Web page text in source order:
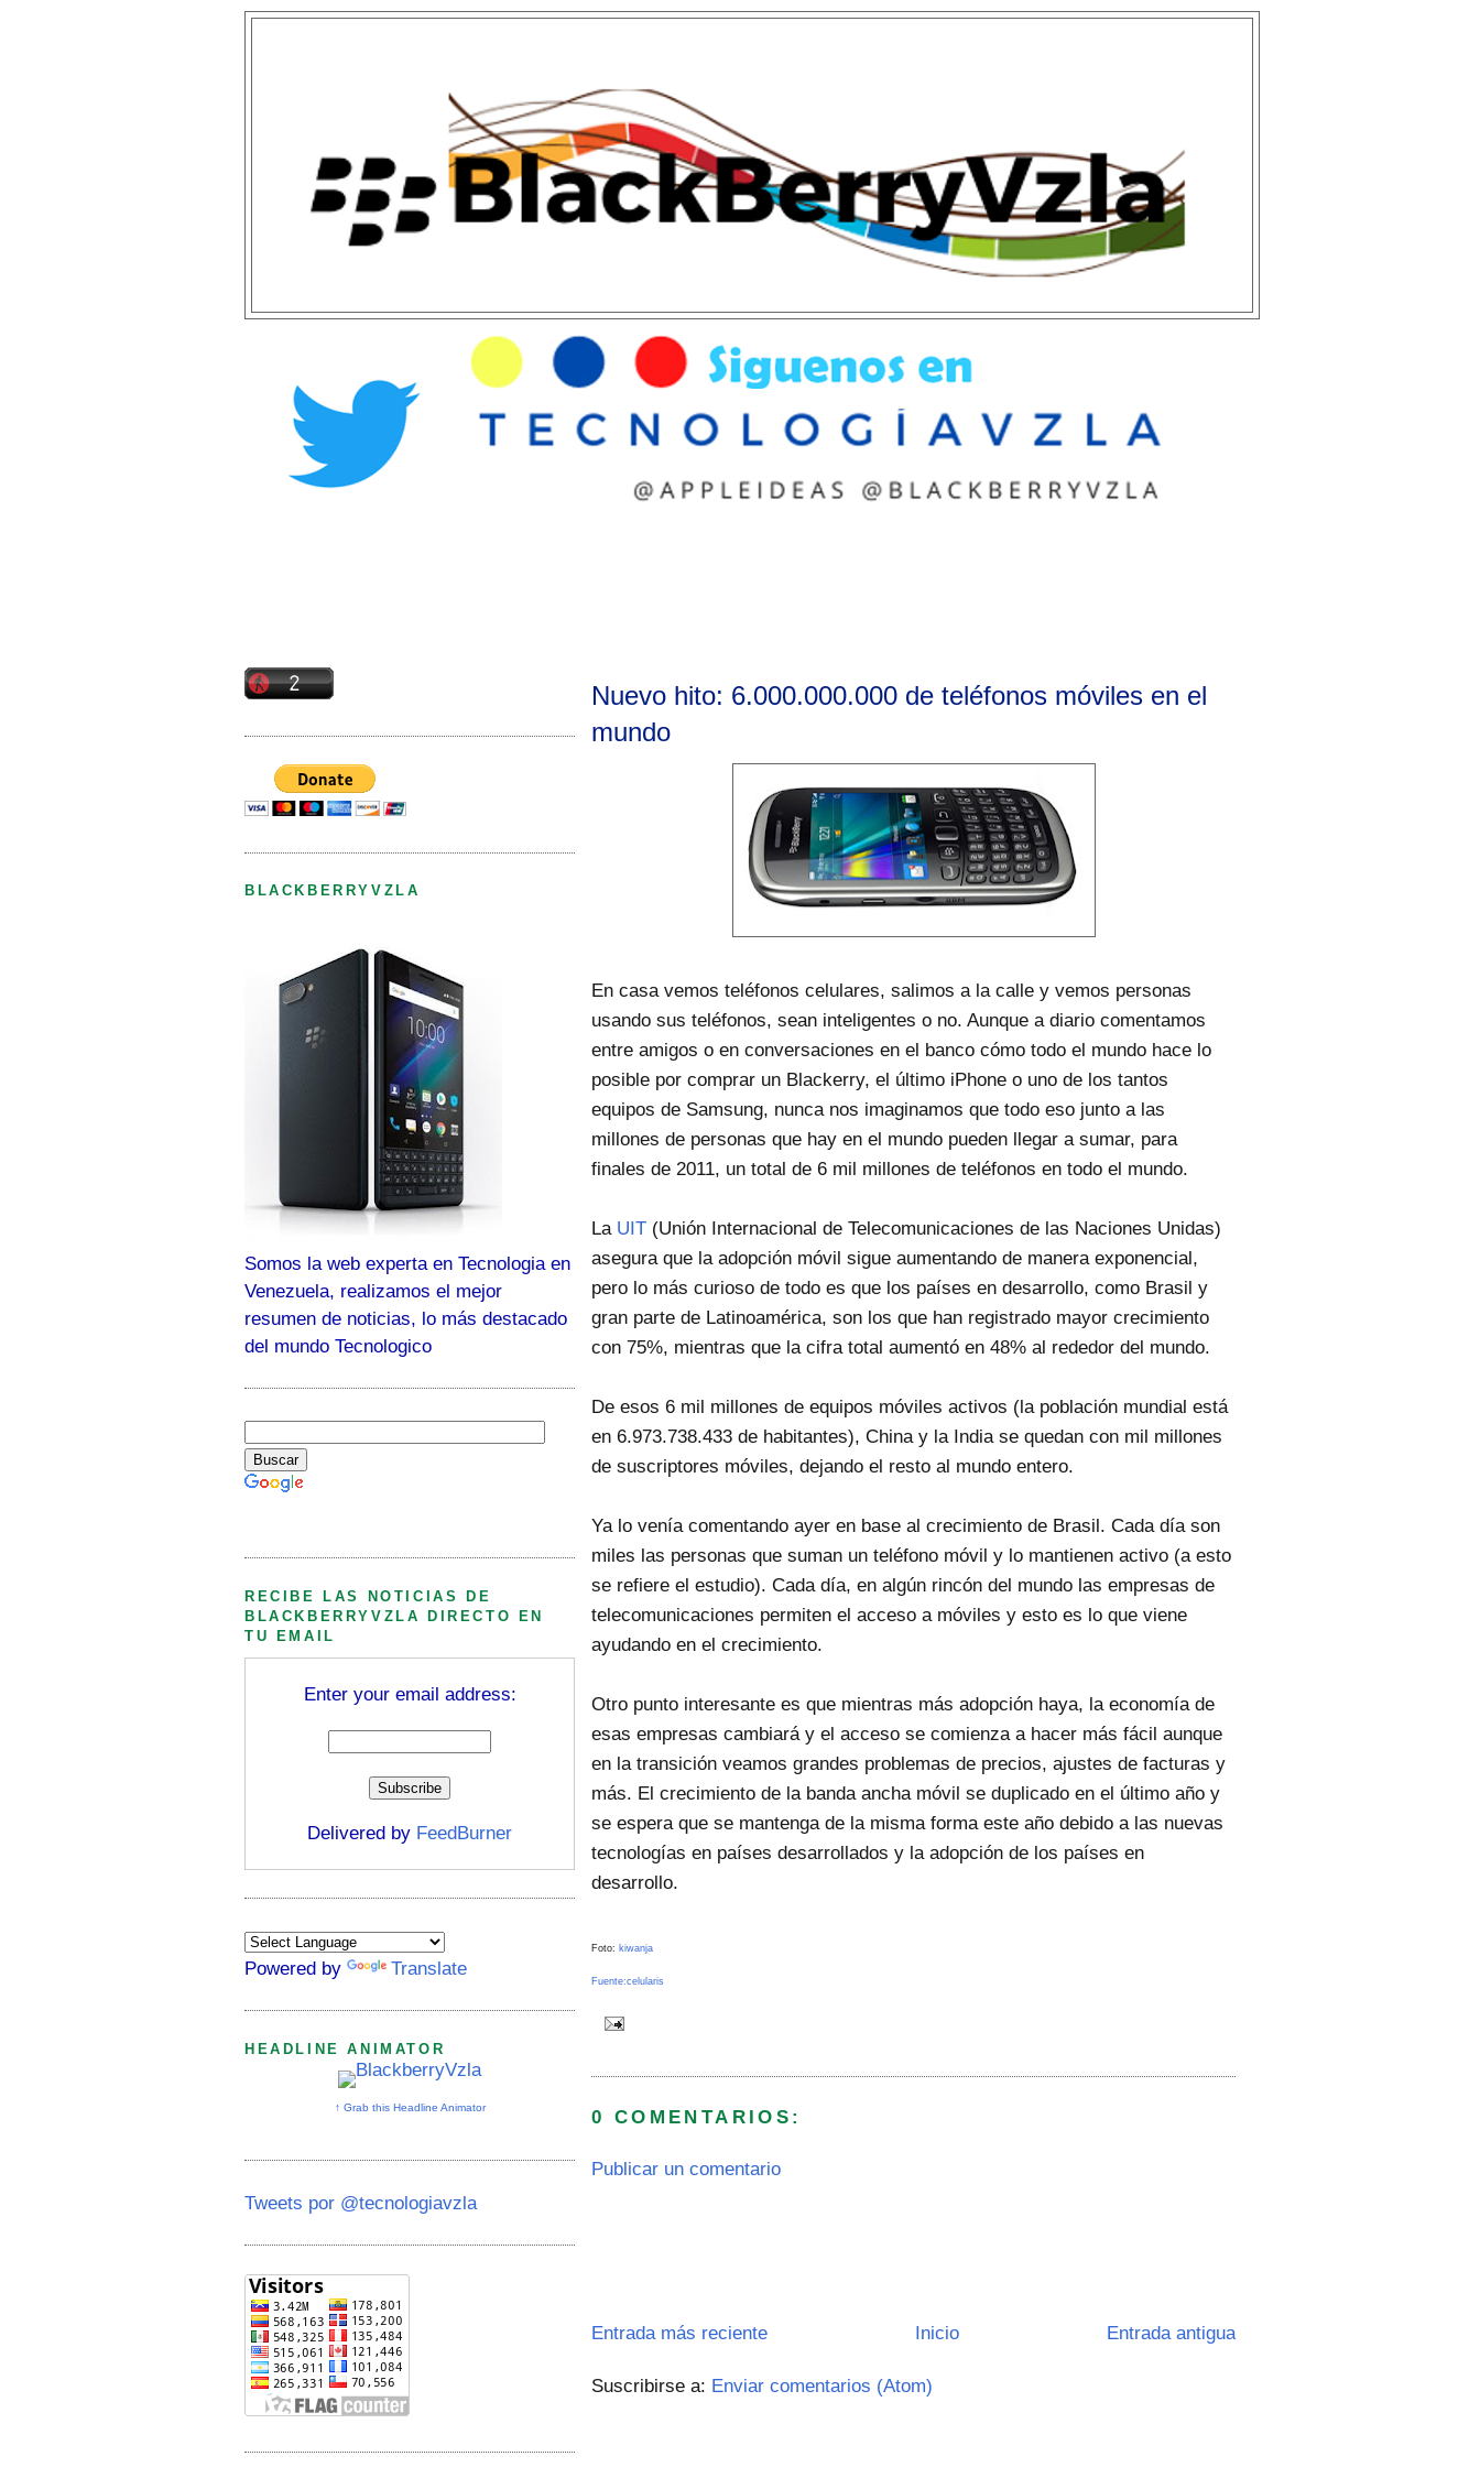
Nuevo hito: 6.000.000.000 de teléfonos móviles en el
mundo
En casa vemos teléfonos celulares, salimos a la calle y vemos personas
usando sus teléfonos, sean inteligentes o no. Aunque a diario comentamos
entre amigos o en conversaciones en el banco cómo todo el mundo hace lo
posible por comprar un Blackerry, el último iPhone o uno de los tantos
equipos de Samsung, nunca nos imaginamos que todo eso junto a las
millones de personas que hay en el mundo pueden llegar a sumar, para
finales de 2011, un total de 6 mil millones de teléfonos en todo el mundo.
La UIT (Unión Internacional de Telecomunicaciones de las Naciones Unidas)
asegura que la adopción móvil sigue aumentando de manera exponencial,
pero lo más curioso de todo es que los países en desarrollo, como Brasil y
gran parte de Latinoamérica, son los que han registrado mayor crecimiento
con 75%, mientras que la cifra total aumentó en 48% al rededor del mundo.
De esos 6 mil millones de equipos móviles activos (la población mundial está
en 6.973.738.433 de habitantes), China y la India se quedan con mil millones
de suscriptores móviles, dejando el resto al mundo entero.
Ya lo venía comentando ayer en base al crecimiento de Brasil. Cada día son
miles las personas que suman un teléfono móvil y lo mantienen activo (a esto
se refiere el estudio). Cada día, en algún rincón del mundo las empresas de
telecomunicaciones permiten el acceso a móviles y esto es lo que viene
ayudando en el crecimiento.
Otro punto interesante es que mientras más adopción haya, la economía de
esas empresas cambiará y el acceso se comienza a hacer más fácil aunque
en la transición veamos grandes problemas de precios, ajustes de facturas y
más. El crecimiento de la banda ancha móvil se duplicado en el último año y
se espera que se mantenga de la misma forma este año debido a las nuevas
tecnologías en países desarrollados y la adopción de los países en
desarrollo.
Foto: kiwanja
Fuente:celularis
0 COMENTARIOS:
Publicar un comentario
Entrada más reciente Entrada antigua
Inicio
Suscribirse a: Enviar comentarios (Atom)
BLACKBERRYVZLA
Somos la web experta en Tecnologia en
Venezuela, realizamos el mejor
resumen de noticias, lo más destacado
del mundo Tecnologico
RECIBE LAS NOTICIAS DE
BLACKBERRYVZLA DIRECTO EN
TU EMAIL
Enter your email address:
Delivered by FeedBurner
Powered by Translate
HEADLINE ANIMATOR
↑ Grab this Headline Animator
Tweets por @tecnologiavzla